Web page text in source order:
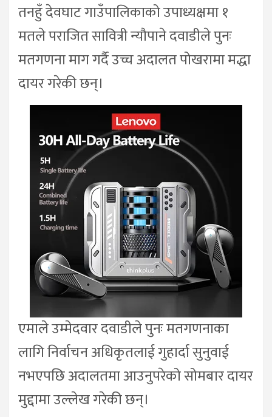
तनहुँ देवघाट गाउँपालिकाको उपाध्यक्षमा १
मतले पराजित सावित्री न्यौपाने दवाडीले पुनः
मतगणना माग गर्दै उच्च अदालत पोखरामा मद्धा
दायर गरेकी छन्।
एमाले उम्मेदवार दवाडीले पुनः मतगणनाका
लागि निर्वाचन अधिकृतलाई गुहार्दा सुनुवाई
नभएपछि अदालतमा आउनुपरेको सोमबार दायर
मुद्दामा उल्लेख गरेकी छन्।